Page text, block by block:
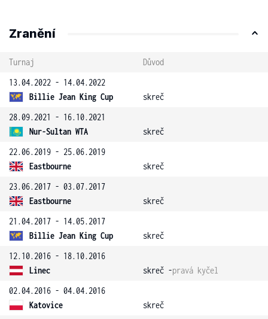
Zranění
Turnaj
Důvod
13.04.2022 - 14.04.2022
Billie Jean King Cup
skreč
28.09.2021 - 16.10.2021
Nur-Sultan WTA
skreč
22.06.2019 - 25.06.2019
Eastbourne
skreč
23.06.2017 - 03.07.2017
Eastbourne
skreč
21.04.2017 - 14.05.2017
Billie Jean King Cup
skreč
12.10.2016 - 18.10.2016
Linec
skreč -pravá kyčel
02.04.2016 - 04.04.2016
Katovice
skreč